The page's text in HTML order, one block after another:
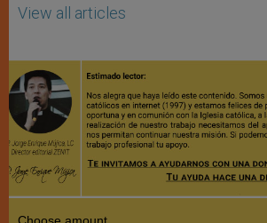
View all articles